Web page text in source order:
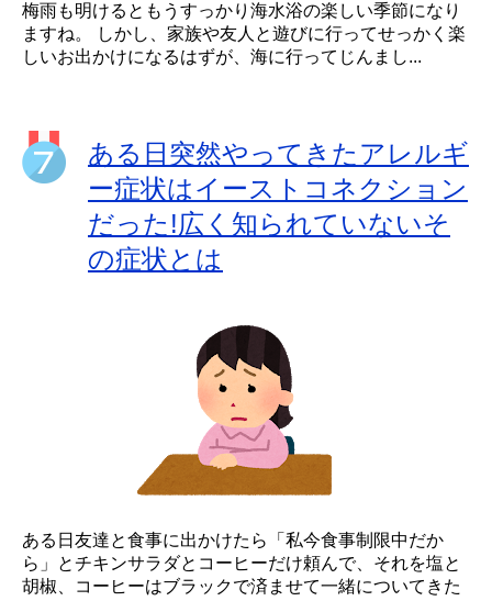
梅雨も明けるともうすっかり海水浴の楽しい季節になり
ますね。 しかし、家族や友人と遊びに行ってせっかく楽
しいお出かけになるはずが、海に行ってじんまし...
ある日突然やってきたアレルギ
ー症状はイーストコネクション
だった!広く知られていないそ
の症状とは
ある日友達と食事に出かけたら「私今食事制限中だか
ら」とチキンサラダとコーヒーだけ頼んで、それを塩と
胡椒、コーヒーはブラックで済ませて一緒についてきた